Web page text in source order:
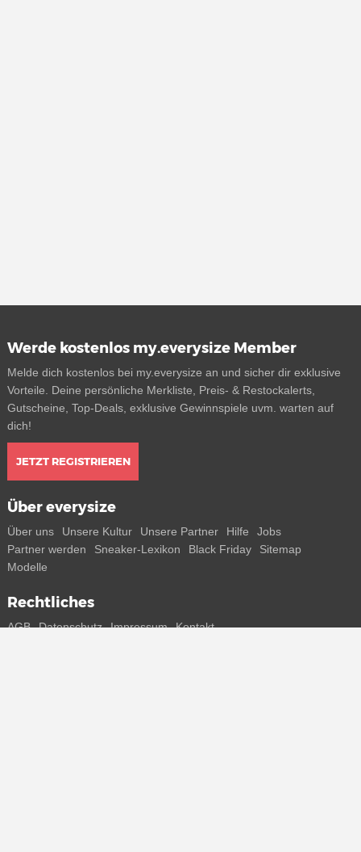
Werde kostenlos my.everysize Member
Melde dich kostenlos bei my.everysize an und sicher dir exklusive
Vorteile. Deine persönliche Merkliste, Preis- & Restockalerts,
Gutscheine, Top-Deals, exklusive Gewinnspiele uvm. warten auf
dich!
JETZT REGISTRIEREN
Über everysize
Über uns Unsere Kultur Unsere Partner Hilfe
Jobs
Partner werden
Sneaker-Lexikon Black Friday
Sitemap
Modelle
Rechtliches
AGB Datenschutz Impressum Kontakt